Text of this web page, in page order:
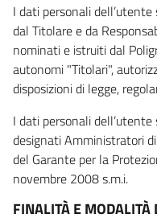
I dati personali
dal Titolare e da
nominati e istruiti dal
autonomi "Titolari",
disposizioni di legge,
I dati personali
designati Amministratori
del Garante per la
novembre 2008 s.m.i.
FINALITÀ E MODALITÀ